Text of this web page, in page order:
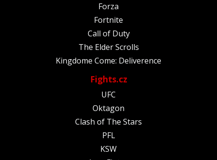
Forza
Fortnite
Call of Duty
The Elder Scrolls
Kingdome Come: Deliverence
Fights.cz
UFC
Oktagon
Clash of The Stars
PFL
KSW